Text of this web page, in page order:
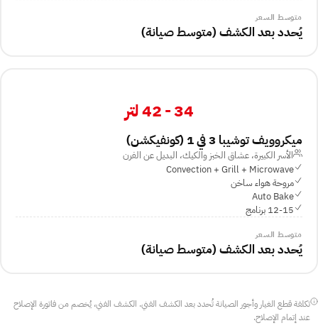
متوسط السعر
يُحدد بعد الكشف (متوسط صيانة)
34 - 42 لتر
ميكروويف توشيبا 3 في 1 (كونفيكشن)
الأسر الكبيرة، عشاق الخبز والكيك، البديل عن الفرن
Convection + Grill + Microwave
مروحة هواء ساخن
Auto Bake
12-15 برنامج
متوسط السعر
يُحدد بعد الكشف (متوسط صيانة)
تكلفة قطع الغيار وأجور الصيانة تُحدد بعد الكشف الفني. الكشف الفني، يُخصم من فاتورة الإصلاح
عند إتمام الإصلاح.